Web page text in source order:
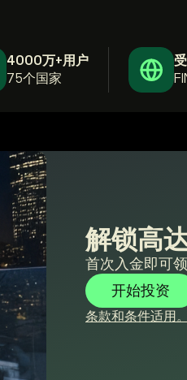
4000万+用户
75个国家
解锁高
首次入金即可
开始投资
条款和条件适用。